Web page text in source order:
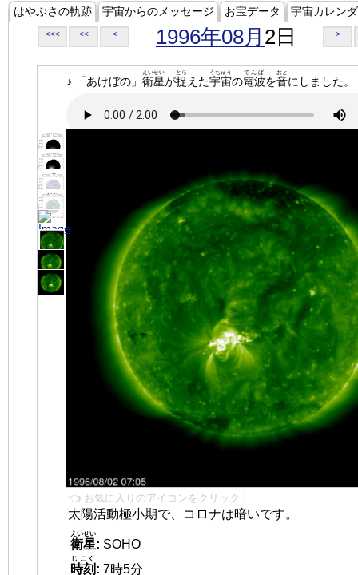
はやぶさの軌跡 宇宙からのメッセージ お宝データ 宇宙カレン
<<< << < 1996年08月 2日 >
♪ 「あけぼの」 衛星
えいせい
が捉
とら
えた宇宙
うちゅう
の電波
でんぱ
を音
おと
にしました。
👈 お気に入りのアイコンをクリック！
太陽活動極小期で、コロナは暗いです。
衛星
えいせい
: SOHO
時刻
じこく
: 7時5分